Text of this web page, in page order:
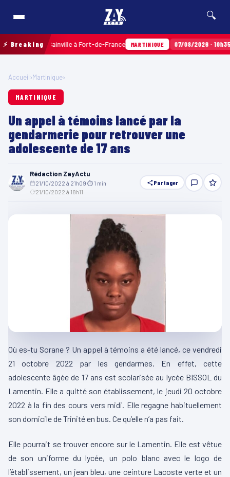
🔍
⚡ Breaking
Terres Sainville à Fort-de-France MARTINIQUE 07/08/2026 · 10h35
Accueil›Martinique›
MARTINIQUE
Un appel à témoins lancé par la
gendarmerie pour retrouver une
adolescente de 17 ans
Rédaction ZayActu
21/10/2022 à 21h09 ⏱ 1 min
21/10/2022 à 18h11
Partager
Où es-tu Sorane ? Un appel à témoins a été lancé, ce vendredi
21 octobre 2022 par les gendarmes. En effet, cette
adolescente âgée de 17 ans est scolarisée au lycée BISSOL du
Lamentin. Elle a quitté son établissement, le jeudi 20 octobre
2022 à la fin des cours vers midi. Elle regagne habituellement
son domicile de Trinité en bus. Ce qu’elle n’a pas fait.
Elle pourrait se trouver encore sur le Lamentin. Elle est vêtue
de son uniforme du lycée, un polo blanc avec le logo de
l’établissement, un jean bleu, une ceinture Lacoste verte et un